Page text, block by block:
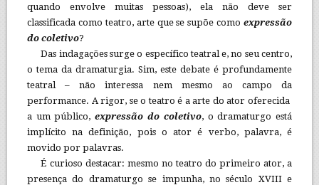
quando envolve muitas pessoas), ela não deve ser
classificada como teatro, arte que se supõe comoexpressão
do coletivo?
Das indagações surge o específico teatral e, no seu centro,
o tema da dramaturgia. Sim, este debate é profundamente
teatral – não interessa nem mesmo ao campo da
performance. A rigor, se o teatro é a arte do ator oferecida
a um público,expressão do coletivo, o dramaturgo está
implícito na definição, pois o ator é verbo, palavra, é
movido por palavras.
É curioso destacar: mesmo no teatro do primeiro ator, a
presença do dramaturgo se impunha, no século XVIII e